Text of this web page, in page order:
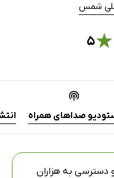
شمس
★۵
صداهای همراه
دسترسی به هزاران